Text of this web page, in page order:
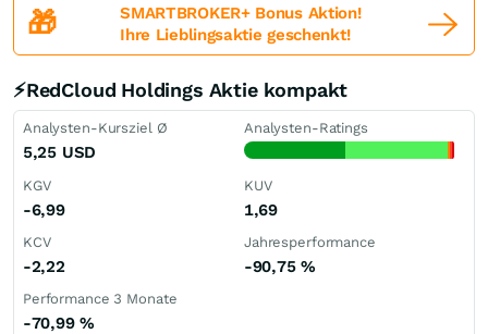
🎁
SMARTBROKER+ Bonus Aktion!
Ihre Lieblingsaktie geschenkt!
⚡RedCloud Holdings Aktie kompakt
Analysten-Kursziel Ø
5,25 USD
Analysten-Ratings
KGV
-6,99
KUV
1,69
KCV
-2,22
Jahresperformance
-90,75 %
Performance 3 Monate
-70,99 %